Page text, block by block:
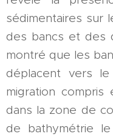
sédimentaires sur
des bancs et des
montré que les
déplacent vers
migration
dans la zone de
de bathymétrie